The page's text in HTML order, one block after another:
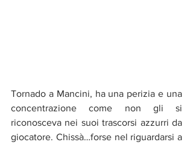
Tornado a Mancini, ha una perizia e una
concentrazione come non gli si
riconosceva nei suoi trascorsi azzurri da
giocatore. Chissà…forse nel riguardarsi a